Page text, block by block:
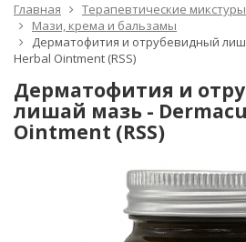
Главная
Терапевтические микстуры
Мази, крема и бальзамы
Дерматофития и отрубевидный
Herbal Ointment (RSS)
Дерматофития и
лишай мазь -
Ointment (RSS)